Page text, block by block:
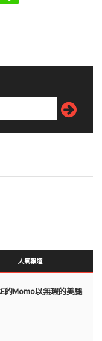
人氣報道
的Momo以無瑕的美腿